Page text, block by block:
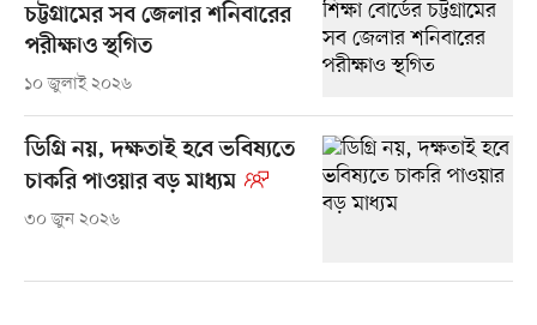
চট্টগ্রামের সব জেলার শনিবারের
পরীক্ষাও স্থগিত
১০ জুলাই ২০২৬
ডিগ্রি নয়, দক্ষতাই হবে ভবিষ্যতে
চাকরি পাওয়ার বড় মাধ্যম
৩০ জুন ২০২৬